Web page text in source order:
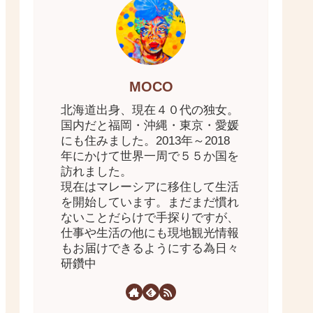
MOCO
北海道出身、現在４０代の独女。
国内だと福岡・沖縄・東京・愛媛
にも住みました。2013年～2018
年にかけて世界一周で５５か国を
訪れました。
現在はマレーシアに移住して生活
を開始しています。まだまだ慣れ
ないことだらけで手探りですが、
仕事や生活の他にも現地観光情報
もお届けできるようにする為日々
研鑽中